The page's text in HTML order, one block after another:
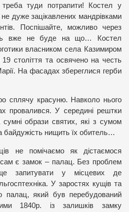
туди потрапити! Костел у
дуже зацікавлених мандрівками
Поспішайте, можливо через
вже не буде на що… Костел
власником села Казимиром
століття та освячено на честь
На фасадах збереглися герби
сплячу красуню. Навколо нього
провалився. У середині рештки
сумні образи святих, які з сумом
байдужість нищить їх обитель…
не помічаємо як дістаємося
є замок – палац. Без проблем
запитувати у місцевих де
У заростях кущів та
палац, який був перебудований
1840р. із залишків замку